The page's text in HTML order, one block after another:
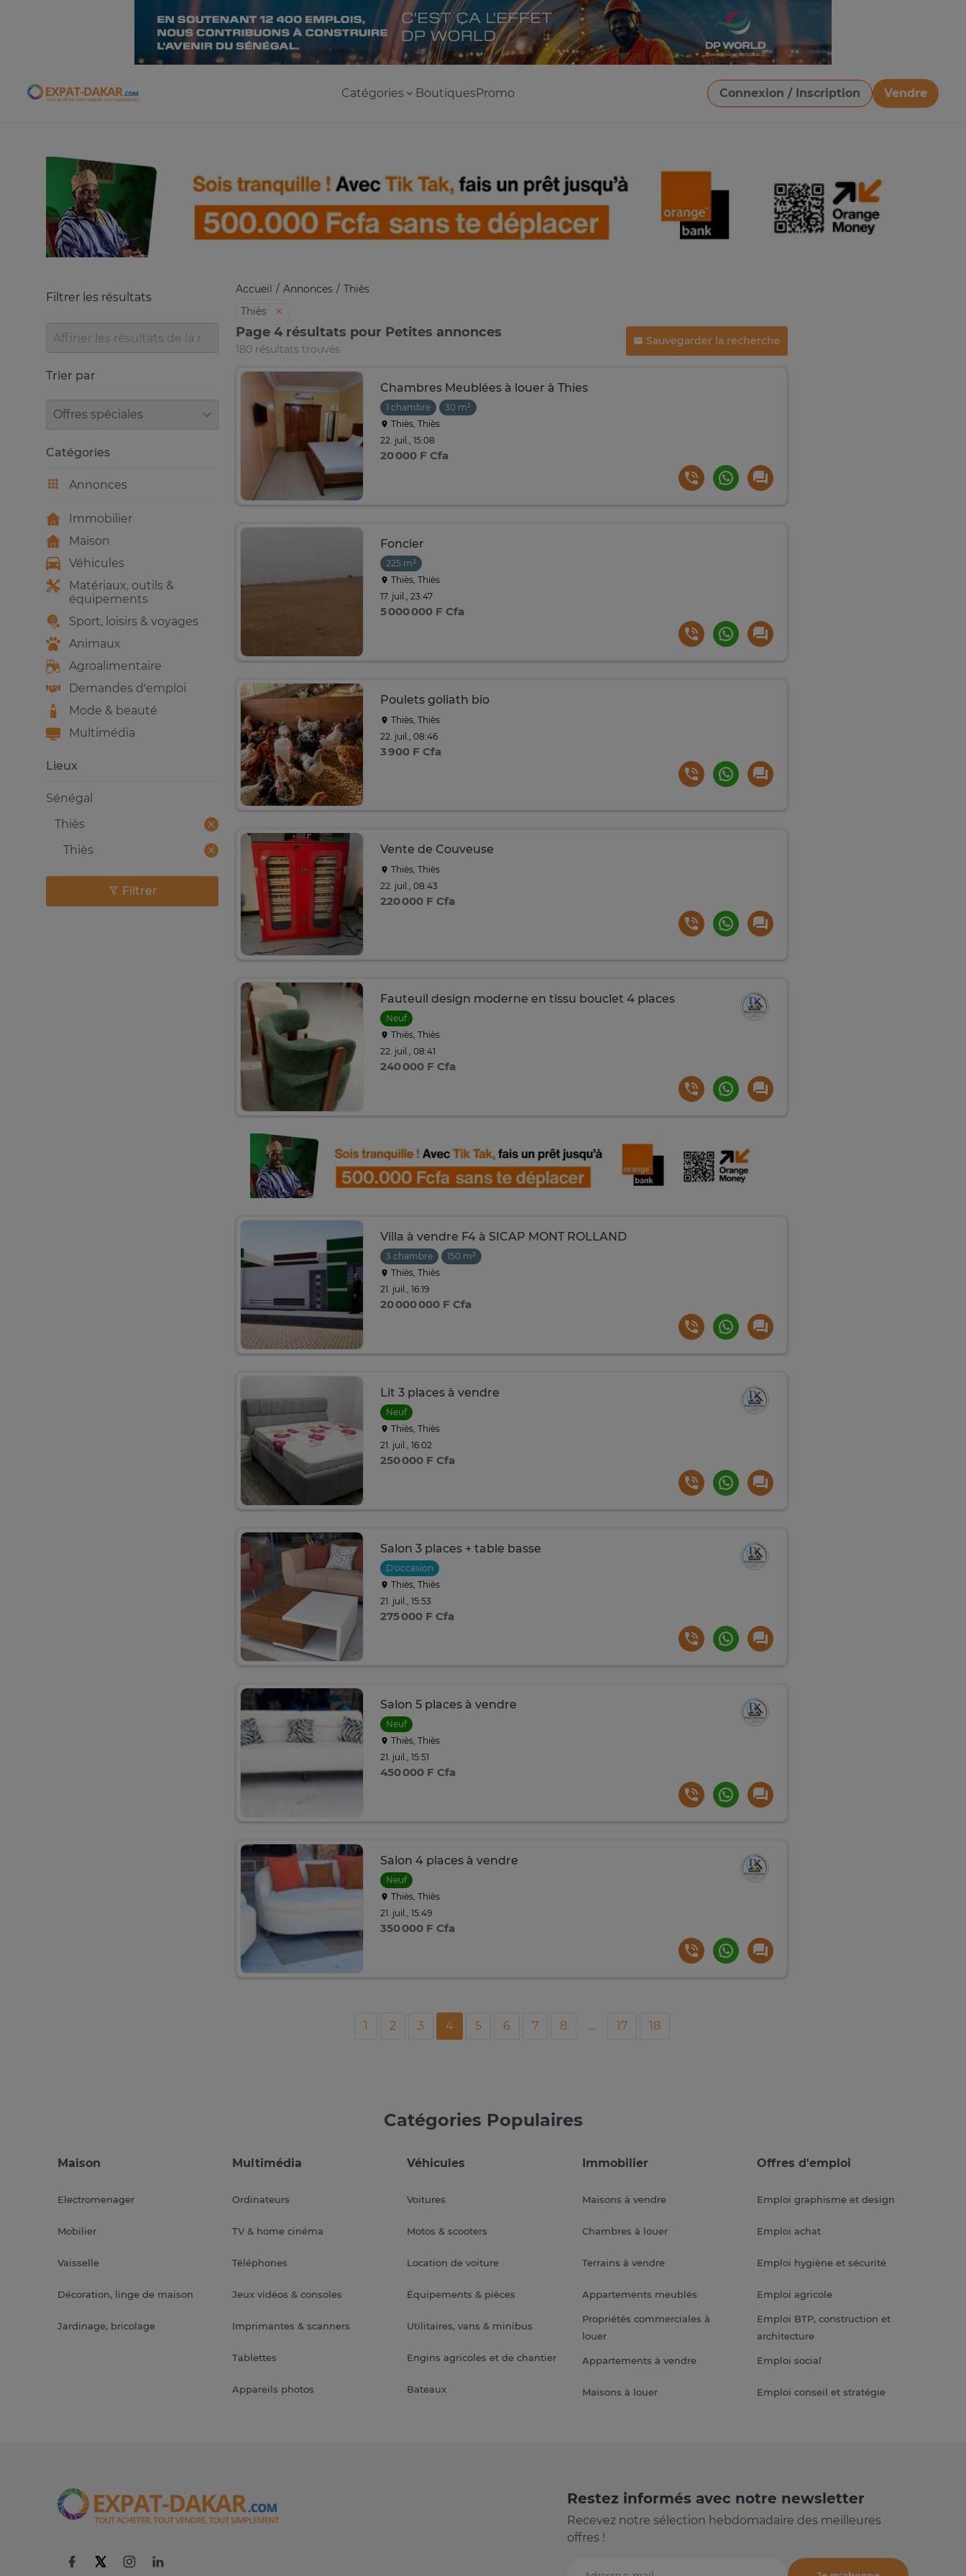
Expat-Dakar Catégories BoutiquesPromo Connexion / Inscription
Vendre
Télécharger une image
Accueil Annonces
Thiès
Thiès
Page 4 résultats pour Petites annonces
180 résultats trouvés
Sauvegarder la recherche
Chambres Meublées à louer à Thies
1 chambre
30 m²
Thiès, Thiès
22. juil., 15:08
20 000 F Cfa
Foncier
225 m²
Thiès, Thiès
17. juil., 23:47
5 000 000 F Cfa
Poulets goliath bio
Thiès, Thiès
22. juil., 08:46
3 900 F Cfa
Vente de Couveuse
Thiès, Thiès
22. juil., 08:43
220 000 F Cfa
Fauteuil design moderne en tissu bouclet 4 places
Neuf
Thiès, Thiès
22. juil., 08:41
240 000 F Cfa
Villa à vendre F4 à SICAP MONT ROLLAND
3 chambre
150 m²
Thiès, Thiès
21. juil., 16:19
20 000 000 F Cfa
Lit 3 places à vendre
Neuf
Thiès, Thiès
21. juil., 16:02
250 000 F Cfa
Salon 3 places + table basse
D'occasion
Thiès, Thiès
21. juil., 15:53
275 000 F Cfa
Salon 5 places à vendre
Neuf
Thiès, Thiès
21. juil., 15:51
450 000 F Cfa
Salon 4 places à vendre
Neuf
Thiès, Thiès
21. juil., 15:49
350 000 F Cfa
1 2 3 4 5 6 7 8 ... 17 18
Filtrer les résultats
Trier par
Trier par
Catégories
Annonces
Immobilier
Maison
Véhicules
Matériaux, outils &
équipements
Sport, loisirs & voyages
Animaux
Agroalimentaire
Demandes d’emploi
Mode & beauté
Multimédia
Lieux
Sénégal
Thiès
Thiès
Filtrer
Catégories Populaires
Maison
Electromenager
Mobilier
Vaisselle
Décoration, linge de maison
Jardinage, bricolage
Multimédia
Ordinateurs
TV & home cinéma
Téléphones
Jeux vidéos & consoles
Imprimantes & scanners
Tablettes
Appareils photos
Véhicules
Voitures
Motos & scooters
Location de voiture
Équipements & pièces
Utilitaires, vans & minibus
Engins agricoles et de chantier
Bateaux
Immobilier
Maisons à vendre
Chambres à louer
Terrains à vendre
Appartements meublés
Propriétés commerciales à
louer
Appartements à vendre
Maisons à louer
Offres d'emploi
Emploi graphisme et design
Emploi achat
Emploi hygiène et sécurité
Emploi agricole
Emploi BTP, construction et
architecture
Emploi social
Emploi conseil et stratégie
Restez informés avec notre newsletter
Recevez notre sélection hebdomadaire des meilleures
offres !